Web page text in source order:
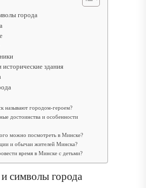
города
здания
называют городом-героем?
достоинства и особенности
можно посмотреть в Минске?
и обычаи жителей Минска?
время в Минске с детьми?
символы города